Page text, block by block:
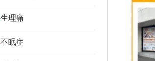
生理痛
不眠症